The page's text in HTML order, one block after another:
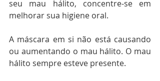
seu mau hálito, concentre-se em
melhorar sua higiene oral.
A máscara em si não está causando
ou aumentando o mau hálito. O mau
hálito sempre esteve presente.